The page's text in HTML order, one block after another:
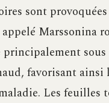
sont
Marssonina
principalement
favorisant ainsi
Les feuilles